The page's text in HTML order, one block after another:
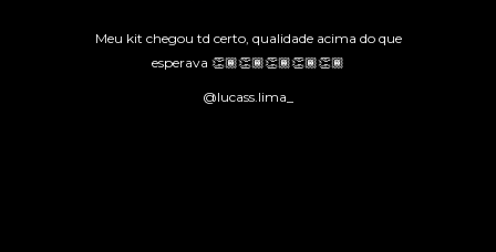
Meu kit chegou td certo, qualidade acima do que
esperava 👏🏾👏🏾👏🏾👏🏾👏🏾
@lucass.lima_